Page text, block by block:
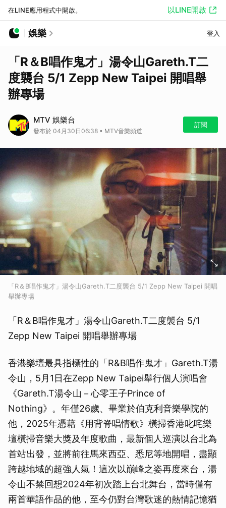
在LINE應用程式中開啟。 以LINE開啟
娛樂 登入
「R＆B唱作鬼才」湯令山Gareth.T二
度襲台 5/1 Zepp New Taipei 開唱舉
辦專場
MTV 娛樂台
發布於 04月30日06:38 • MTV音樂頻道
訂閱
「R＆B唱作鬼才」湯令山Gareth.T二度襲台 5/1 Zepp New Taipei 開唱
舉辦專場
「R＆B唱作鬼才」湯令山Gareth.T二度襲台 5/1
Zepp New Taipei 開唱舉辦專場
香港樂壇最具指標性的「R&B唱作鬼才」Gareth.T湯
令山，5月1日在Zepp New Taipei舉行個人演唱會
《Gareth.T湯令山－心零王子Prince of
Nothing》。年僅26歲、畢業於伯克利音樂學院的
他，2025年憑藉《用背脊唱情歌》橫掃香港叱咤樂
壇橫掃音樂大獎及年度歌曲，最新個人巡演以台北為
首站出發，並將前往馬來西亞、悉尼等地開唱，盡顯
跨越地域的超強人氣！這次以巔峰之姿再度來台，湯
令山不禁回想2024年初次踏上台北舞台，當時僅有
兩首華語作品的他，至今仍對台灣歌迷的熱情記憶猶